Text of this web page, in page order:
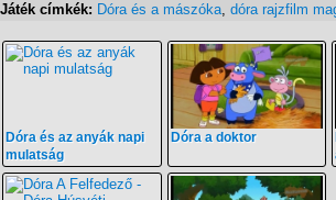
Játék címkék: Dóra és a mászóka, dóra rajzfilm
Dóra és az anyák napi
mulatság
Dóra a doktor